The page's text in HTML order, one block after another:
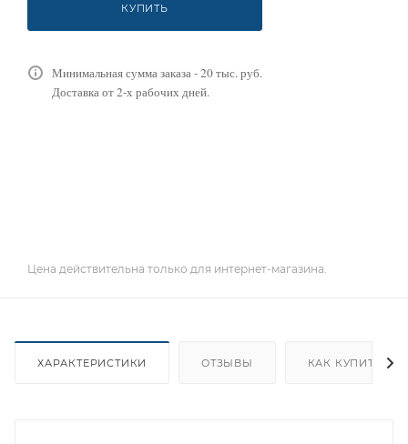
КУПИТЬ
Минимальная сумма заказа - 20 тыс. руб.
Доставка от 2-х рабочих дней.
Цена действительна только для интернет-магазина.
ХАРАКТЕРИСТИКИ ОТЗЫВЫ КАК КУПИТЬ